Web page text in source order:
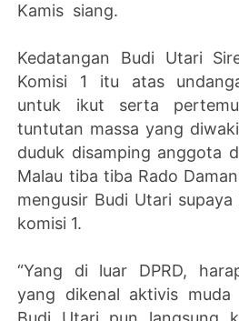
Kamis siang.
Kedatangan Budi Utari
Komisi 1 itu atas
untuk ikut serta
tuntutan massa yang
duduk disamping anggota
Malau tiba tiba Rado
mengusir Budi Utari
komisi 1.
“Yang di luar DPRD,
yang dikenal aktivis